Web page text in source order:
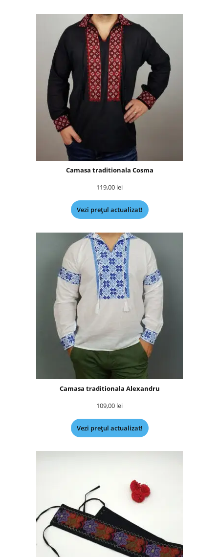
Camasa traditionala Cosma
119,00 lei
Vezi prețul actualizat!
Camasa traditionala Alexandru
109,00 lei
Vezi prețul actualizat!